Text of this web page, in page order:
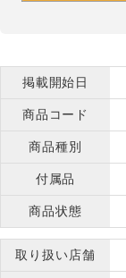
掲載開始日
商品コード
商品種別
付属品
商品状態
取り扱い店舗